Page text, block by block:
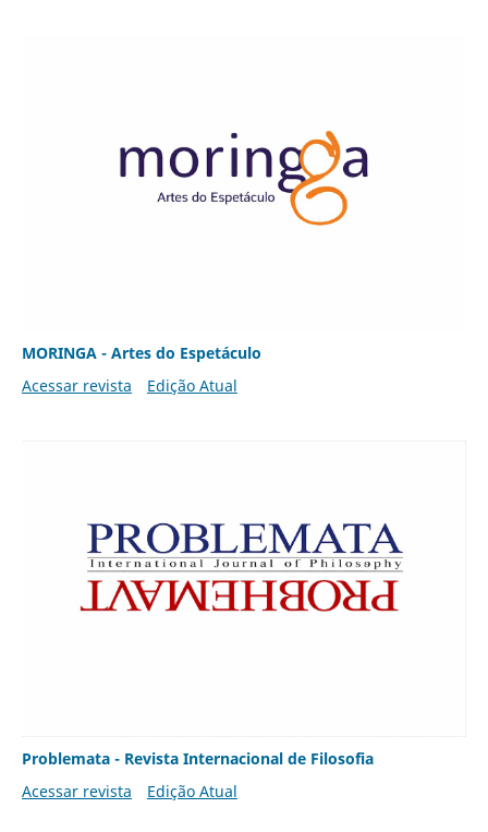
MORINGA - Artes do Espetáculo
Acessar revista
Edição Atual
Problemata - Revista Internacional de Filosofia
Acessar revista
Edição Atual